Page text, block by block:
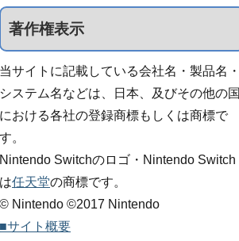
著作権表示
当サイトに記載している会社名・製品名・
システム名などは、日本、及びその他の国
における各社の登録商標もしくは商標で
す。
Nintendo Switchのロゴ・Nintendo Switch
は任天堂の商標です。
© Nintendo ©2017 Nintendo
■サイト概要